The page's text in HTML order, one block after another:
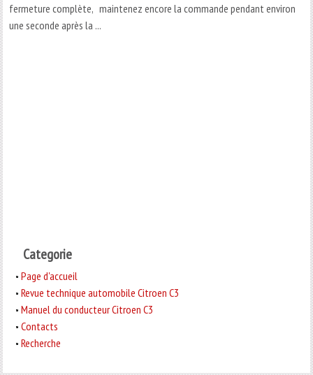
fermeture complète, maintenez encore la commande pendant environ
une seconde après la ...
Categorie
Page d'accueil
Revue technique automobile Citroen C3
Manuel du conducteur Citroen C3
Contacts
Recherche